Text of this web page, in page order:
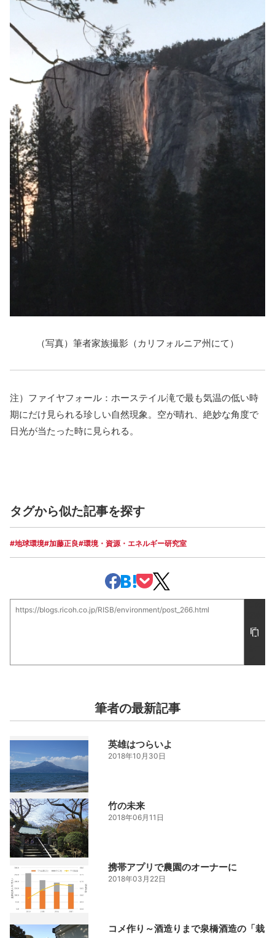
（写真）筆者家族撮影（カリフォルニア州にて）
注）ファイヤフォール：ホーステイル滝で最も気温の低い時
期にだけ見られる珍しい自然現象。空が晴れ、絶妙な角度で
日光が当たった時に見られる。
タグから似た記事を探す
#地球環境#加藤正良#環境・資源・エネルギー研究室
https://blogs.ricoh.co.jp/RISB/environment/post_266.html
の
URL
筆者の最新記事
英雄はつらいよ
2018年10月30日
竹の未来
2018年06月11日
携帯アプリで農園のオーナーに
2018年03月22日
コメ作り～酒造りまで泉橋酒造の「栽